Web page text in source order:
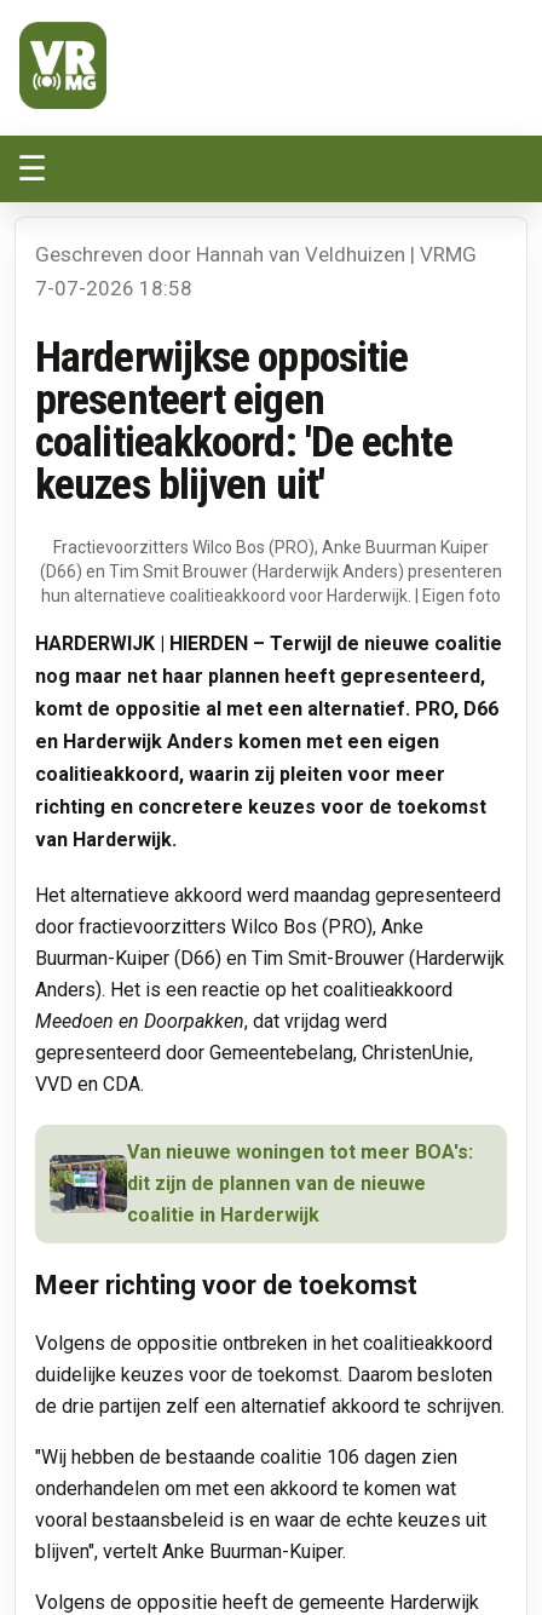
☰
Geschreven door Hannah van Veldhuizen | VRMG
7-07-2026 18:58
Harderwijkse oppositie
presenteert eigen
coalitieakkoord: 'De echte
keuzes blijven uit'
Fractievoorzitters Wilco Bos (PRO), Anke Buurman Kuiper
(D66) en Tim Smit Brouwer (Harderwijk Anders) presenteren
hun alternatieve coalitieakkoord voor Harderwijk. | Eigen foto
HARDERWIJK | HIERDEN – Terwijl de nieuwe coalitie
nog maar net haar plannen heeft gepresenteerd,
komt de oppositie al met een alternatief. PRO, D66
en Harderwijk Anders komen met een eigen
coalitieakkoord, waarin zij pleiten voor meer
richting en concretere keuzes voor de toekomst
van Harderwijk.
Het alternatieve akkoord werd maandag gepresenteerd
door fractievoorzitters Wilco Bos (PRO), Anke
Buurman-Kuiper (D66) en Tim Smit-Brouwer (Harderwijk
Anders). Het is een reactie op het coalitieakkoord
Meedoen en Doorpakken, dat vrijdag werd
gepresenteerd door Gemeentebelang, ChristenUnie,
VVD en CDA.
Van nieuwe woningen tot meer BOA's:
dit zijn de plannen van de nieuwe
coalitie in Harderwijk
Meer richting voor de toekomst
Volgens de oppositie ontbreken in het coalitieakkoord
duidelijke keuzes voor de toekomst. Daarom besloten
de drie partijen zelf een alternatief akkoord te schrijven.
"Wij hebben de bestaande coalitie 106 dagen zien
onderhandelen om met een akkoord te komen wat
vooral bestaansbeleid is en waar de echte keuzes uit
blijven", vertelt Anke Buurman-Kuiper.
Volgens de oppositie heeft de gemeente Harderwijk